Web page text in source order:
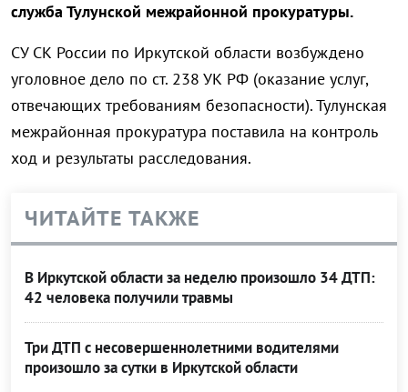
служба Тулунской межрайонной прокуратуры.
СУ СК России по Иркутской области возбуждено
уголовное дело по ст. 238 УК РФ (оказание услуг,
отвечающих требованиям безопасности). Тулунская
межрайонная прокуратура поставила на контроль
ход и результаты расследования.
ЧИТАЙТЕ ТАКЖЕ
В Иркутской области за неделю произошло 34 ДТП:
42 человека получили травмы
Три ДТП с несовершеннолетними водителями
произошло за сутки в Иркутской области